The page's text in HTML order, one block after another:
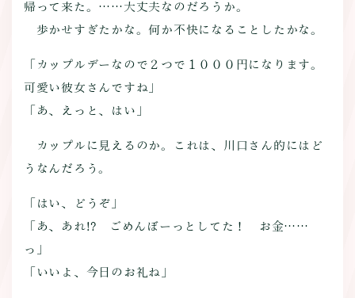
帰って来た。……大丈夫なのだろうか。
歩かせすぎたかな。何か不快になることしたかな。
「カップルデーなので２つで１０００円になります。
可愛い彼女さんですね」
「あ、えっと、はい」
カップルに見えるのか。これは、川口さん的にはど
うなんだろう。
「はい、どうぞ」
「あ、あれ!? ごめんぼーっとしてた！ お金……
っ」
「いいよ、今日のお礼ね」